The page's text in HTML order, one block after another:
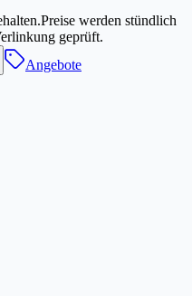
Preise werden stündlich
geprüft.
Angebote